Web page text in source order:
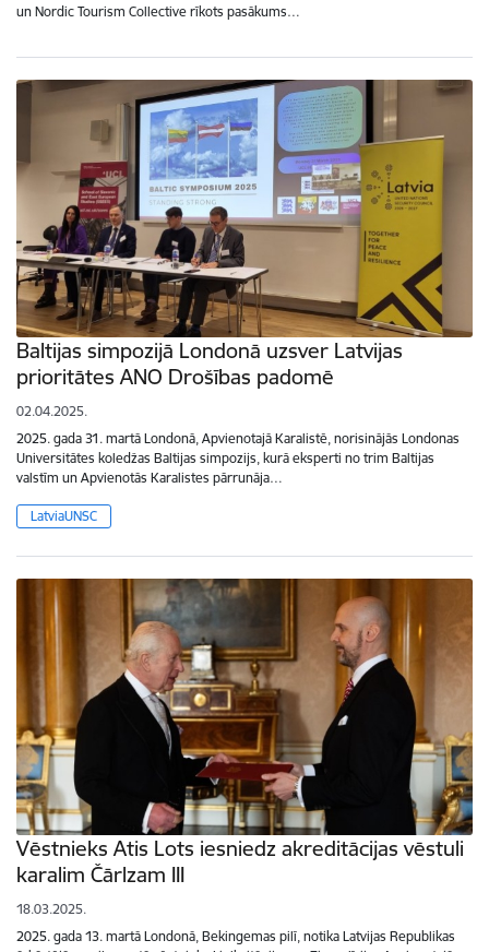
un Nordic Tourism Collective rīkots pasākums…
Baltijas simpozijā Londonā uzsver Latvijas
prioritātes ANO Drošības padomē
02.04.2025.
2025. gada 31. martā Londonā, Apvienotajā Karalistē, norisinājās Londonas
Universitātes koledžas Baltijas simpozijs, kurā eksperti no trim Baltijas
valstīm un Apvienotās Karalistes pārrunāja…
LatviaUNSC
Vēstnieks Atis Lots iesniedz akreditācijas vēstuli
karalim Čārlzam III
18.03.2025.
2025. gada 13. martā Londonā, Bekingemas pilī, notika Latvijas Republikas